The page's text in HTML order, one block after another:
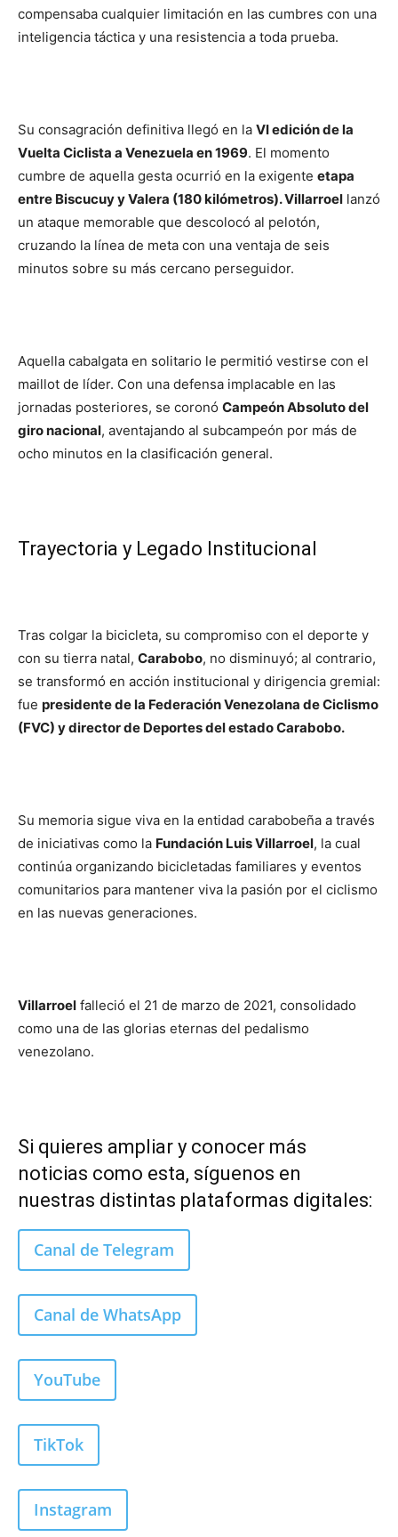
compensaba cualquier limitación en las cumbres con una
inteligencia táctica y una resistencia a toda prueba.
Su consagración definitiva llegó en la VI edición de la
Vuelta Ciclista a Venezuela en 1969. El momento
cumbre de aquella gesta ocurrió en la exigente etapa
entre Biscucuy y Valera (180 kilómetros). Villarroel lanzó
un ataque memorable que descolocó al pelotón,
cruzando la línea de meta con una ventaja de seis
minutos sobre su más cercano perseguidor.
Aquella cabalgata en solitario le permitió vestirse con el
maillot de líder. Con una defensa implacable en las
jornadas posteriores, se coronó Campeón Absoluto del
giro nacional, aventajando al subcampeón por más de
ocho minutos en la clasificación general.
Trayectoria y Legado Institucional
Tras colgar la bicicleta, su compromiso con el deporte y
con su tierra natal, Carabobo, no disminuyó; al contrario,
se transformó en acción institucional y dirigencia gremial:
fue presidente de la Federación Venezolana de Ciclismo
(FVC) y director de Deportes del estado Carabobo.
Su memoria sigue viva en la entidad carabobeña a través
de iniciativas como la Fundación Luis Villarroel, la cual
continúa organizando bicicletadas familiares y eventos
comunitarios para mantener viva la pasión por el ciclismo
en las nuevas generaciones.
Villarroel falleció el 21 de marzo de 2021, consolidado
como una de las glorias eternas del pedalismo
venezolano.
Si quieres ampliar y conocer más
noticias como esta, síguenos en
nuestras distintas plataformas digitales:
Canal de Telegram
Canal de WhatsApp
YouTube
TikTok
Instagram